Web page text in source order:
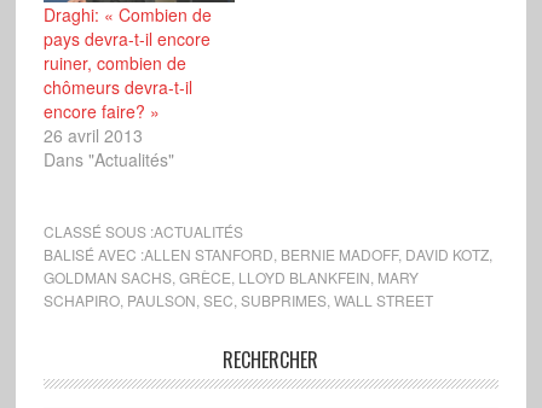
Draghi: « Combien de
pays devra-t-il encore
ruiner, combien de
chômeurs devra-t-il
encore faire? »
26 avril 2013
Dans "Actualités"
CLASSÉ SOUS :ACTUALITÉS
BALISÉ AVEC :ALLEN STANFORD BERNIE MADOFF, DAVID KOTZ,
GOLDMAN SACHS, GRÈCE LLOYD BLANKFEIN MARY
SCHAPIRO, PAULSON SEC SUBPRIMES, WALL STREET
RECHERCHER